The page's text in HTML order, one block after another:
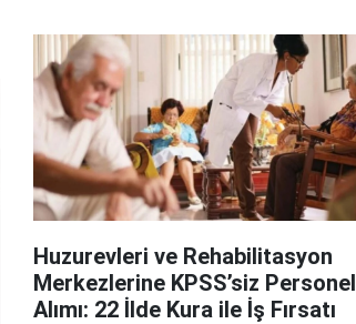
Huzurevleri ve Rehabilitasyon
Merkezlerine KPSS’siz Personel
Alımı: 22 İlde Kura ile İş Fırsatı